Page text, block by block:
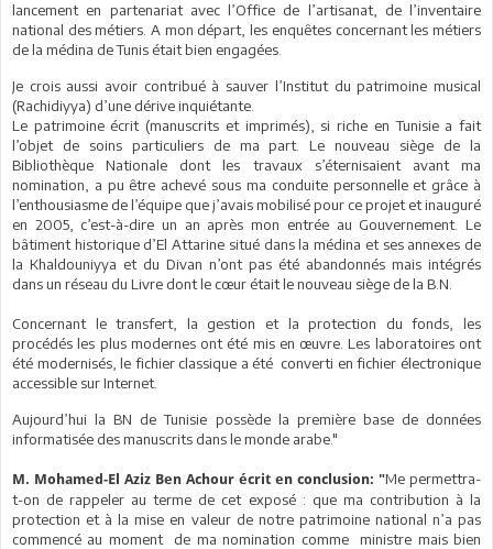
lancement en partenariat avec l’Office de l’artisanat, de l’inventaire
national des métiers. A mon départ, les enquêtes concernant les métiers
de la médina de Tunis était bien engagées.
Je crois aussi avoir contribué à sauver l’Institut du patrimoine musical
(Rachidiyya) d’une dérive inquiétante.
Le patrimoine écrit (manuscrits et imprimés), si riche en Tunisie a fait
l’objet de soins particuliers de ma part. Le nouveau siège de la
Bibliothèque Nationale dont les travaux s’éternisaient avant ma
nomination, a pu être achevé sous ma conduite personnelle et grâce à
l’enthousiasme de l’équipe que j’avais mobilisé pour ce projet et inauguré
en 2005, c’est-à-dire un an après mon entrée au Gouvernement. Le
bâtiment historique d’El Attarine situé dans la médina et ses annexes de
la Khaldouniyya et du Divan n’ont pas été abandonnés mais intégrés
dans un réseau du Livre dont le cœur était le nouveau siège de la B.N.
Concernant le transfert, la gestion et la protection du fonds, les
procédés les plus modernes ont été mis en œuvre. Les laboratoires ont
été modernisés, le fichier classique a été converti en fichier électronique
accessible sur Internet.
Aujourd’hui la BN de Tunisie possède la première base de données
informatisée des manuscrits dans le monde arabe."
M. Mohamed-El Aziz Ben Achour écrit en conclusion: "Me permettra-
t-on de rappeler au terme de cet exposé : que ma contribution à la
protection et à la mise en valeur de notre patrimoine national n’a pas
commencé au moment de ma nomination comme ministre mais bien